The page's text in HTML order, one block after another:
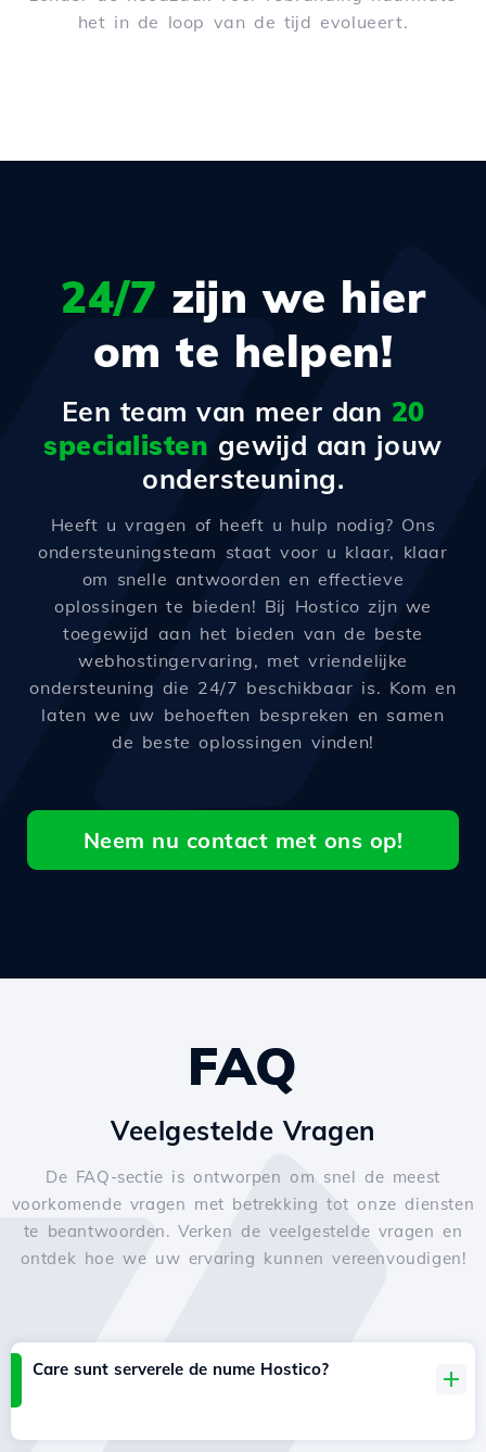
het in de loop van de tijd evolueert.
24/7 zijn we hier
om te helpen!
Een team van meer dan 20
specialisten gewijd aan jouw
ondersteuning.
Heeft u vragen of heeft u hulp nodig? Ons
ondersteuningsteam staat voor u klaar, klaar
om snelle antwoorden en effectieve
oplossingen te bieden! Bij Hostico zijn we
toegewijd aan het bieden van de beste
webhostingervaring, met vriendelijke
ondersteuning die 24/7 beschikbaar is. Kom en
laten we uw behoeften bespreken en samen
de beste oplossingen vinden!
Neem nu contact met ons op!
FAQ
Veelgestelde Vragen
De FAQ-sectie is ontworpen om snel de meest
voorkomende vragen met betrekking tot onze diensten
te beantwoorden. Verken de veelgestelde vragen en
ontdek hoe we uw ervaring kunnen vereenvoudigen!
Care sunt serverele de nume Hostico?